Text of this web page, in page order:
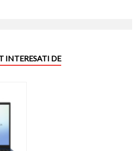
INTERESATI DE